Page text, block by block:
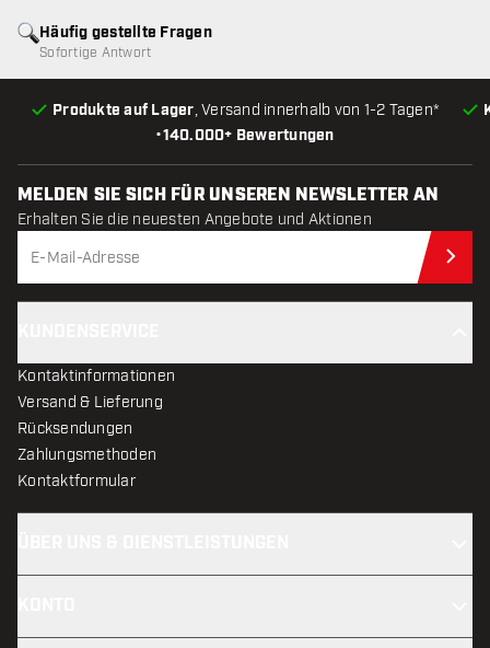
•140.000+ Bewertungen
Produkte auf Lager, Versand innerhalb von 1-2 Tagen*
Häufig gestellte Fragen
Sofortige Antwort
MELDEN SIE SICH FÜR UNSEREN NEWSLETTER AN
Erhalten Sie die neuesten Angebote und Aktionen
Kontaktinformationen
Versand & Lieferung
Rücksendungen
Zahlungsmethoden
Kontaktformular